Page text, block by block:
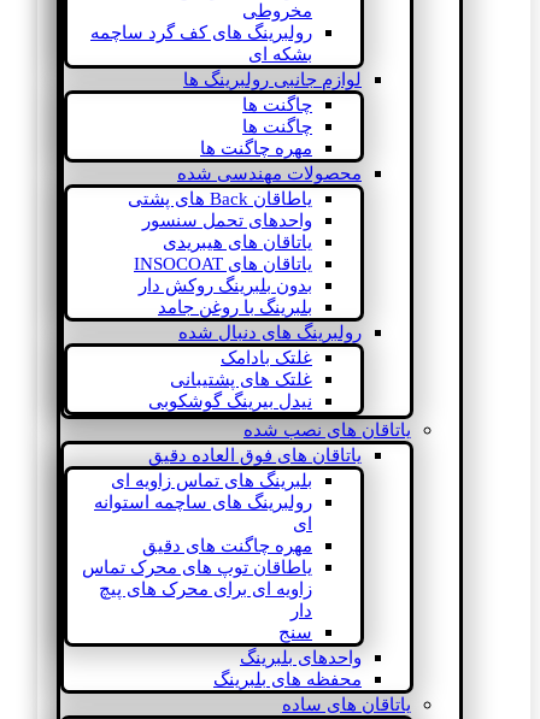
مخروطی
رولبرینگ های کف گرد ساچمه
بشکه ای
لوازم جانبی رولبرینگ ها
چاگنت ها
چاگنت ها
مهره چاگنت ها
محصولات مهندسی شده
یاطاقان Back های پشتی
واحدهای تحمل سنسور
یاتاقان های هیبریدی
یاتاقان های INSOCOAT
بدون بلبرینگ روکش دار
بلبرینگ با روغن جامد
رولبرینگ های دنبال شده
غلتک بادامک
غلتک های پشتیبانی
نیدل بیرینگ گوشکوبی
یاتاقان های نصب شده
یاتاقان های فوق العاده دقیق
بلبرینگ های تماس زاویه ای
رولبرینگ های ساچمه استوانه
ای
مهره چاگنت های دقیق
یاطاقان توپ های محرک تماس
زاویه ای برای محرک های پیچ
دار
سنج
واحدهای بلبرینگ
محفظه های بلبرینگ
یاتاقان های ساده